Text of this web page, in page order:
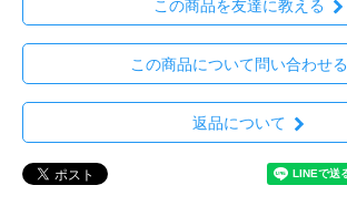
この商品を友達に教える
この商品について問い合わせる
返品について